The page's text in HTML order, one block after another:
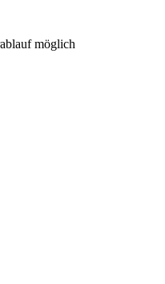
möglich